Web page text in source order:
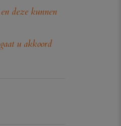
deze kunnen
u akkoord